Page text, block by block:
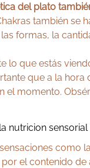
del plato
también
formas, la
lo que estás
que a la
el momento.
como la
el contenido